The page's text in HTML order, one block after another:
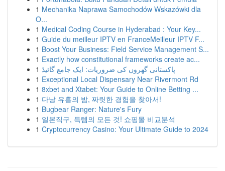
1 Mechanika Naprawa Samochodów Wskazówki dla
O...
1 Medical Coding Course in Hyderabad : Your Key...
1 Guide du meilleur IPTV en FranceMeilleur IPTV F...
1 Boost Your Business: Field Service Management S...
1 Exactly how constitutional frameworks create ac...
1 پاکستانی گھروں کی ضروریات: ایک جامع گائیڈ
1 Exceptional Local Dispensary Near Rivermont Rd
1 8xbet and Xtabet: Your Guide to Online Betting ...
1 다낭 유흥의 밤, 짜릿한 경험을 찾아서!
1 Bugbear Ranger: Nature's Fury
1 일본직구, 득템의 모든 것! 쇼핑몰 비교분석
1 Cryptocurrency Casino: Your Ultimate Guide to 2024